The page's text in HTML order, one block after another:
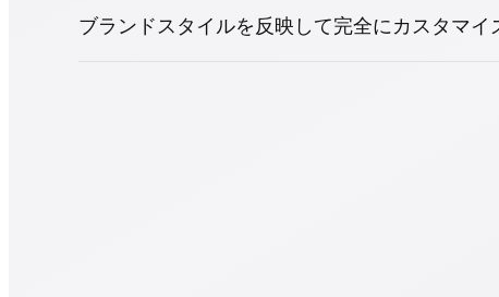
ブランドスタイルを反映して完全にカスタマイ